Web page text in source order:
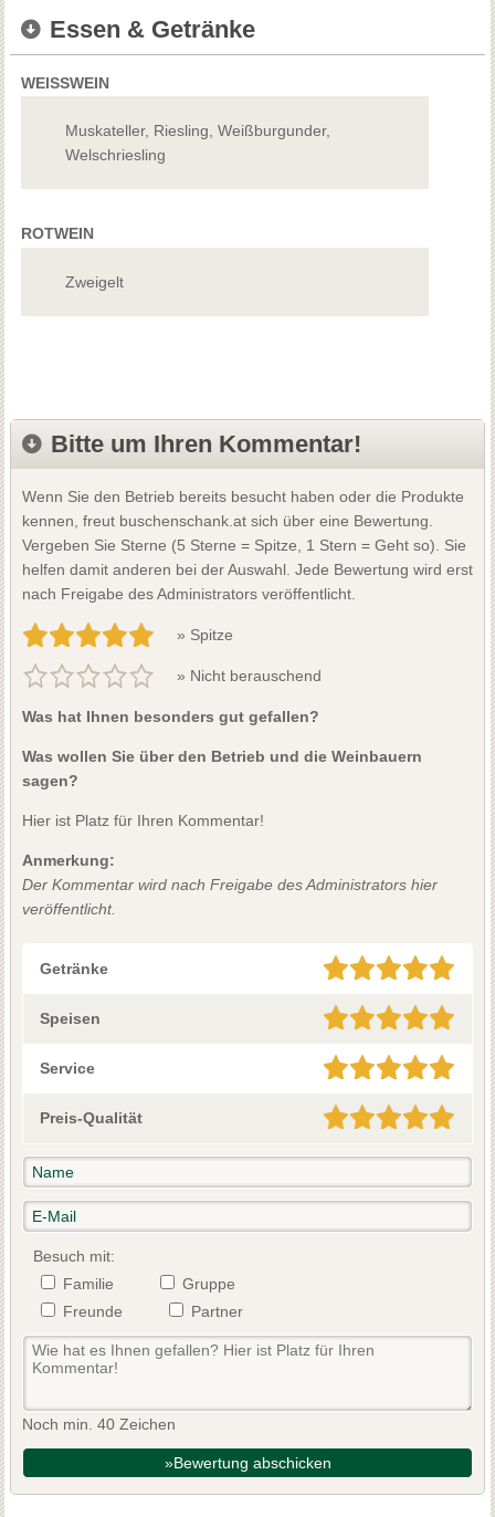
Essen & Getränke
WEISSWEIN
Muskateller, Riesling, Weißburgunder,
Welschriesling
ROTWEIN
Zweigelt
Bitte um Ihren Kommentar!
Wenn Sie den Betrieb bereits besucht haben oder die Produkte
kennen, freut buschenschank.at sich über eine Bewertung.
Vergeben Sie Sterne (5 Sterne = Spitze, 1 Stern = Geht so). Sie
helfen damit anderen bei der Auswahl. Jede Bewertung wird erst
nach Freigabe des Administrators veröffentlicht.
» Spitze
» Nicht berauschend
Was hat Ihnen besonders gut gefallen?
Was wollen Sie über den Betrieb und die Weinbauern
sagen?
Hier ist Platz für Ihren Kommentar!
Anmerkung:
Der Kommentar wird nach Freigabe des Administrators hier
veröffentlicht.
Getränke
Speisen
Service
Preis-Qualität
Besuch mit:
Familie
Gruppe
Freunde
Partner
Noch min. 40 Zeichen
»Bewertung abschicken